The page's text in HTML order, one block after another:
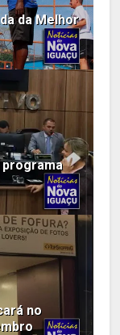
da Melhor
programa
no